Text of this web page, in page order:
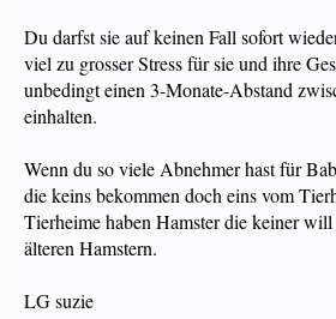
Du darfst sie auf keinen Fall sofort
viel zu grosser Stress für sie und ihre
unbedingt einen 3-Monate-Abstand
einhalten.
Wenn du so viele Abnehmer hast für
die keins bekommen doch eins vom
Tierheime haben Hamster die keiner
älteren Hamstern.
LG suzie